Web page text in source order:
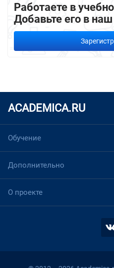
Работаете в
Добавьте его в
ACADEMICA.RU
Обучение
Дополнительно
О проекте